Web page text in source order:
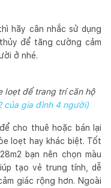
hãy cân nhắc sử dụng
để tăng cường cảm
ở nhé.
loẹt để trang trí căn hộ
của gia đình 4 người)
cho thuê hoặc bán lại
loẹt hay khác biệt. Tốt
bạn nên chọn màu
tạo vẻ trung tính, dễ
giác rộng hơn. Ngoài